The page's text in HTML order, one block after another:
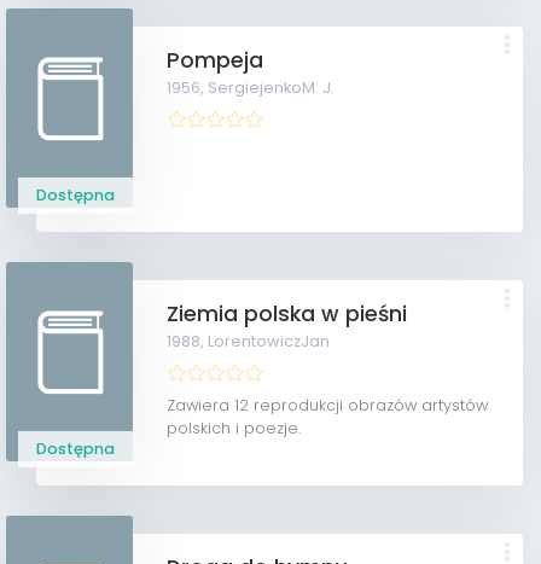
Dostępna
Pompeja
1956, SergiejenkoM. J.
Dostępna
Ziemia polska w pieśni
1988, LorentowiczJan
Zawiera 12 reprodukcji obrazów artystów
polskich i poezje.